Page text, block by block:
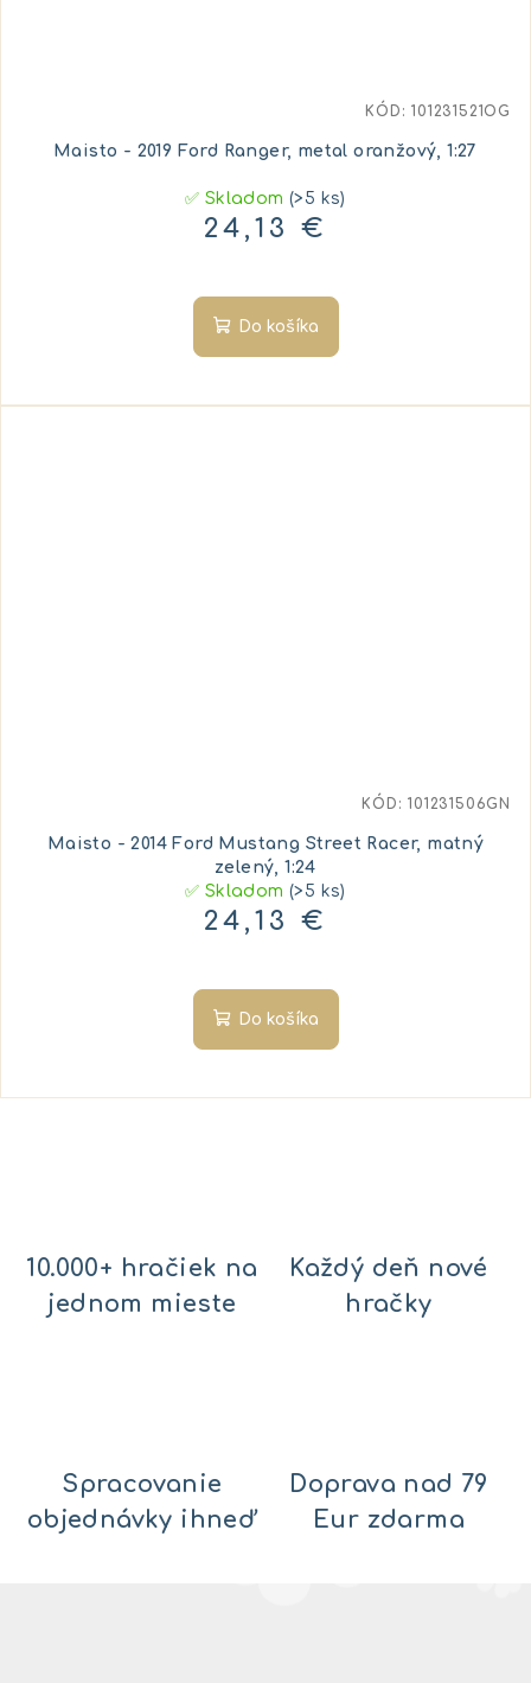
Maisto - 2019 Ford Ranger, metal oranžový, 1:27
✅ Skladom(>5 ks)
24,13 €
Do košíka
KÓD:101231521OG
Maisto - 2014 Ford Mustang Street Racer, matný
zelený, 1:24
✅ Skladom(>5 ks)
24,13 €
Do košíka
KÓD:101231506GN
10.000+ hračiek na
jednom mieste
Každý deň nové
hračky
Spracovanie
objednávky ihneď
Doprava nad 79
Eur zdarma